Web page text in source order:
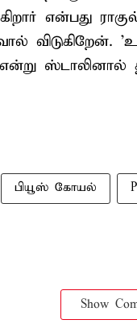
என்பது
விடுகிறேன்.
ஸ்டாலினால்
பியூஸ் கோயல்
Show